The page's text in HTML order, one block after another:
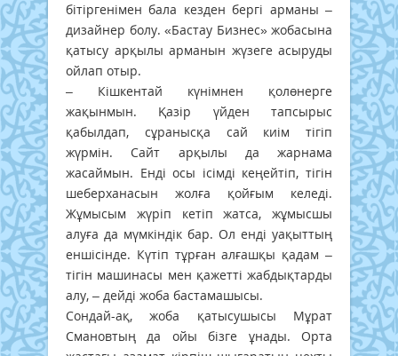
бітіргенімен бала кезден бергі арманы –
дизайнер болу. «Бастау Бизнес» жобасына
қатысу арқылы арманын жүзеге асыруды
ойлап отыр.
– Кішкентай күнімнен қолөнерге
жақынмын. Қазір үйден тапсырыс
қабылдап, сұранысқа сай киім тігіп
жүрмін. Сайт арқылы да жарнама
жасаймын. Енді осы ісімді кеңейтіп, тігін
шеберханасын жолға қойғым келеді.
Жұмысым жүріп кетіп жатса, жұмысшы
алуға да мүмкіндік бар. Ол енді уақыттың
еншісінде. Күтіп тұрған алғашқы қадам –
тігін машинасы мен қажетті жабдықтарды
алу, – дейді жоба бастамашысы.
Сондай-ақ, жоба қатысушысы Мұрат
Смановтың да ойы бізге ұнады. Орта